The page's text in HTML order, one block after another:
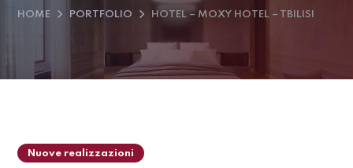
HOME PORTFOLIO HOTEL – MOXY HOTEL – TBILISI
Nuove realizzazioni